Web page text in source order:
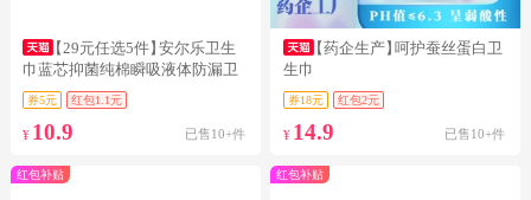
【29元任选5件】安尔乐卫生
巾蓝芯抑菌纯棉瞬吸液体防漏卫
生巾
券5元 红包1.1元
¥ 10.9 已售10+件
【药企生产】呵护蚕丝蛋白卫
生巾
券18元 红包2元
¥ 14.9 已售10+件
红包补贴 红包补贴